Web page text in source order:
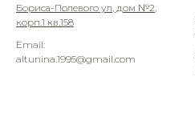
Бориса-Полевого ул, дом №2,
корп.1 кв.158
Email:
altunina.1995@gmail.com